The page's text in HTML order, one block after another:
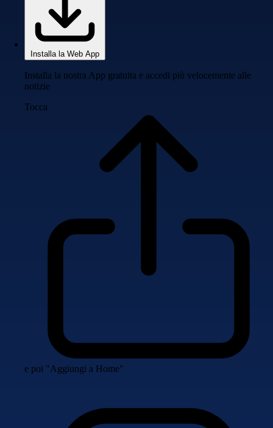
Installa la Web App
Installa la nostra App gratuita e accedi più velocemente alle
notizie
Tocca
e poi "Aggiungi a Home"